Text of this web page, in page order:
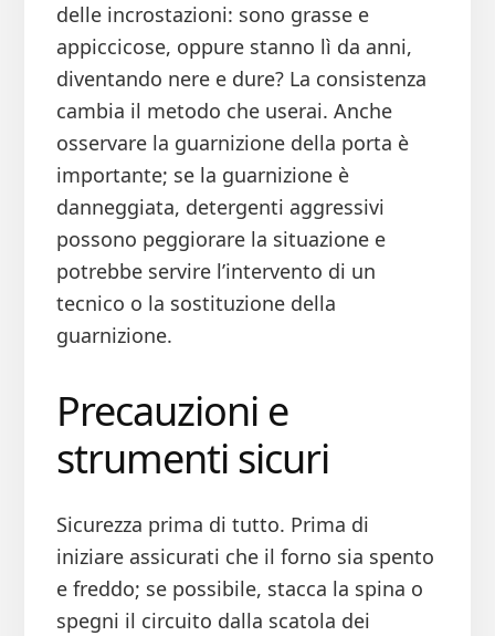
delle incrostazioni: sono grasse e
appiccicose, oppure stanno lì da anni,
diventando nere e dure? La consistenza
cambia il metodo che userai. Anche
osservare la guarnizione della porta è
importante; se la guarnizione è
danneggiata, detergenti aggressivi
possono peggiorare la situazione e
potrebbe servire l’intervento di un
tecnico o la sostituzione della
guarnizione.
Precauzioni e
strumenti sicuri
Sicurezza prima di tutto. Prima di
iniziare assicurati che il forno sia spento
e freddo; se possibile, stacca la spina o
spegni il circuito dalla scatola dei